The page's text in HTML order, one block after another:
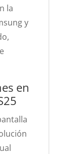
la
y
en